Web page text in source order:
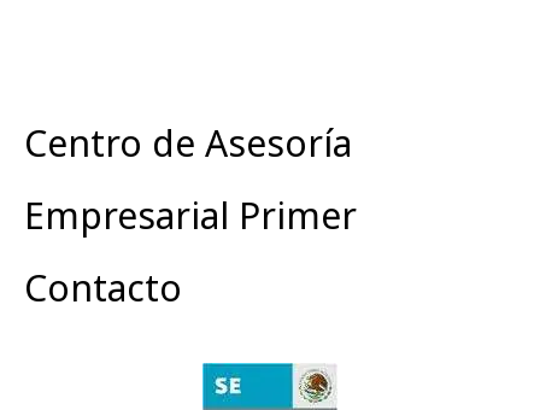
Centro de Asesoría
Empresarial Primer
Contacto